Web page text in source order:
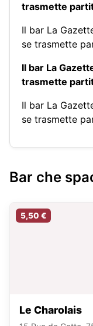
trasmette
Il bar La
se trasmette
Il bar La
trasmette
Il bar La
se trasmette
Bar che
5,50 €
Le Charolais